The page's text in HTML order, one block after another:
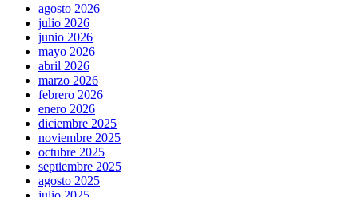
agosto 2026
julio 2026
junio 2026
mayo 2026
abril 2026
marzo 2026
febrero 2026
enero 2026
diciembre 2025
noviembre 2025
octubre 2025
septiembre 2025
agosto 2025